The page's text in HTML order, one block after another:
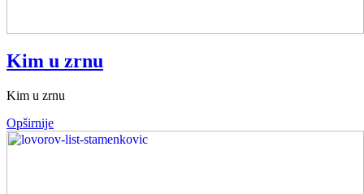
Kim u zrnu
Kim u zrnu
Opširnije